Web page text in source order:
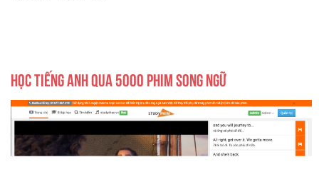
HỌC TIẾNG ANH QUA 5000 PHIM SONG NGỮ